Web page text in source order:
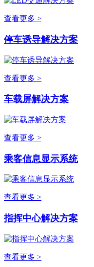
查看更多 >
停车诱导解决方案
查看更多 >
车载屏解决方案
查看更多 >
乘客信息显示系统
查看更多 >
指挥中心解决方案
查看更多 >